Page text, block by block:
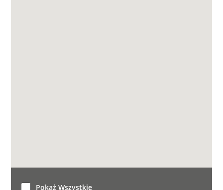
Pokaż Wszystkie